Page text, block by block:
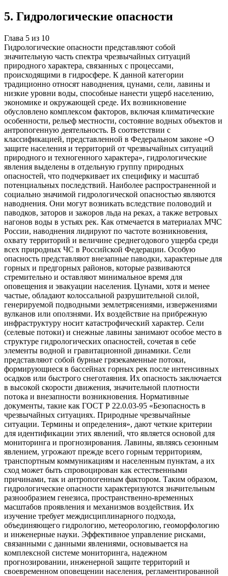
5. Гидрологические опасности
Глава 5 из 10
Гидрологические опасности представляют собой
значительную часть спектра чрезвычайных ситуаций
природного характера, связанных с процессами,
происходящими в гидросфере. К данной категории
традиционно относят наводнения, цунами, сели, лавины и
низкие уровни воды, способные нанести ущерб населению,
экономике и окружающей среде. Их возникновение
обусловлено комплексом факторов, включая климатические
особенности, рельеф местности, состояние водных объектов и
антропогенную деятельность. В соответствии с
классификацией, представленной в Федеральном законе «О
защите населения и территорий от чрезвычайных ситуаций
природного и техногенного характера», гидрологические
явления выделены в отдельную группу природных
опасностей, что подчеркивает их специфику и масштаб
потенциальных последствий. Наиболее распространенной и
социально значимой гидрологической опасностью являются
наводнения. Они могут возникать вследствие половодий и
паводков, заторов и зажоров льда на реках, а также ветровых
нагонов воды в устьях рек. Как отмечается в материалах МЧС
России, наводнения лидируют по частоте возникновения,
охвату территорий и величине среднегодового ущерба среди
всех природных ЧС в Российской Федерации. Особую
опасность представляют внезапные паводки, характерные для
горных и предгорных районов, которые развиваются
стремительно и оставляют минимальное время для
оповещения и эвакуации населения. Цунами, хотя и менее
частые, обладают колоссальной разрушительной силой,
генерируемой подводными землетрясениями, извержениями
вулканов или оползнями. Их воздействие на прибрежную
инфраструктуру носит катастрофический характер. Сели
(селевые потоки) и снежные лавины занимают особое место в
структуре гидрологических опасностей, сочетая в себе
элементы водной и гравитационной динамики. Сели
представляют собой бурные грязекаменные потоки,
формирующиеся в бассейнах горных рек после интенсивных
осадков или быстрого снеготаяния. Их опасность заключается
в высокой скорости движения, значительной плотности
потока и внезапности возникновения. Нормативные
документы, такие как ГОСТ Р 22.0.03-95 «Безопасность в
чрезвычайных ситуациях. Природные чрезвычайные
ситуации. Термины и определения», дают четкие критерии
для идентификации этих явлений, что является основой для
мониторинга и прогнозирования. Лавины, являясь сезонным
явлением, угрожают прежде всего горным территориям,
транспортным коммуникациям и населенным пунктам, а их
сход может быть спровоцирован как естественными
причинами, так и антропогенным фактором. Таким образом,
гидрологические опасности характеризуются значительным
разнообразием генезиса, пространственно-временных
масштабов проявления и механизмов воздействия. Их
изучение требует междисциплинарного подхода,
объединяющего гидрологию, метеорологию, геоморфологию
и инженерные науки. Эффективное управление рисками,
связанными с данными явлениями, основывается на
комплексной системе мониторинга, надежном
прогнозировании, инженерной защите территорий и
своевременном оповещении населения, регламентированной